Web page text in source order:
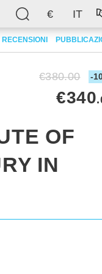
€ IT
RECENSIONI
€380.00 -
€340
OF
IN